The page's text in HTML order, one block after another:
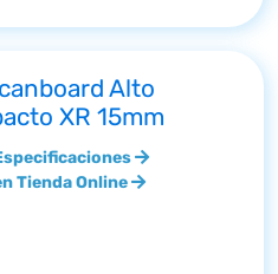
Alto
XR 15mm
Tienda Online